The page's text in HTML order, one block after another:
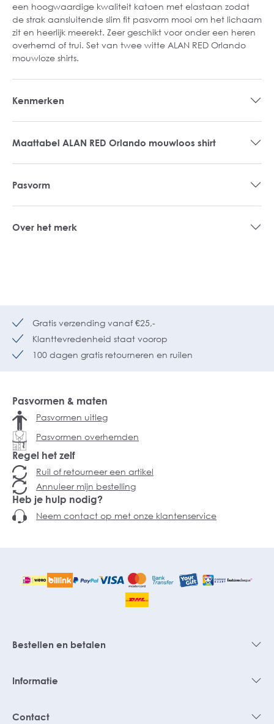
een hoogwaardige kwaliteit katoen met elastaan zodat
de strak aansluitende slim fit pasvorm mooi om het lichaam
zit en heerlijk meerekt. Zeer geschikt voor onder een heren
overhemd of trui. Set van twee witte ALAN RED Orlando
mouwloze shirts.
Kenmerken
Maattabel ALAN RED Orlando mouwloos shirt
Pasvorm
Over het merk
Gratis verzending vanaf €25,-
Klanttevredenheid staat voorop
100 dagen gratis retourneren en ruilen
Pasvormen & maten
Pasvormen uitleg
Pasvormen overhemden
Regel het zelf
Ruil of retourneer een artikel
Annuleer mijn bestelling
Heb je hulp nodig?
Neem contact op met onze klantenservice
Bestellen en betalen
Informatie
Contact